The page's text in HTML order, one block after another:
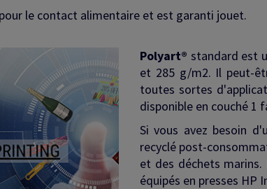
le contact alimentaire et est garanti jouet.
Polyart® standard est
et 285 g/m2. Il peut-
toutes sortes
disponible en couché 1
Si vous avez besoin
recyclé post-
et des déchets marins.
équipés en presses HP